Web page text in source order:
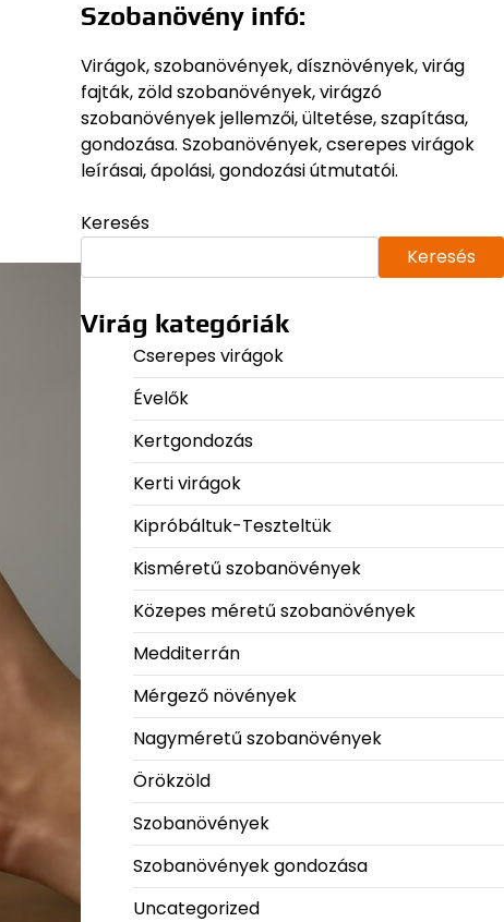
Szobanövény infó:
Virágok, szobanövények, dísznövények, virág
fajták, zöld szobanövények, virágzó
szobanövények jellemzői, ültetése, szapítása,
gondozása. Szobanövények, cserepes virágok
leírásai, ápolási, gondozási útmutatói.
Keresés
Keresés
Virág kategóriák
Cserepes virágok
Évelők
Kertgondozás
Kerti virágok
Kipróbáltuk-Teszteltük
Kisméretű szobanövények
Közepes méretű szobanövények
Medditerrán
Mérgező növények
Nagyméretű szobanövények
Örökzöld
Szobanövények
Szobanövények gondozása
Uncategorized